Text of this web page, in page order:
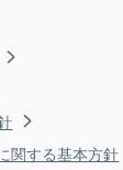
関する基本方針